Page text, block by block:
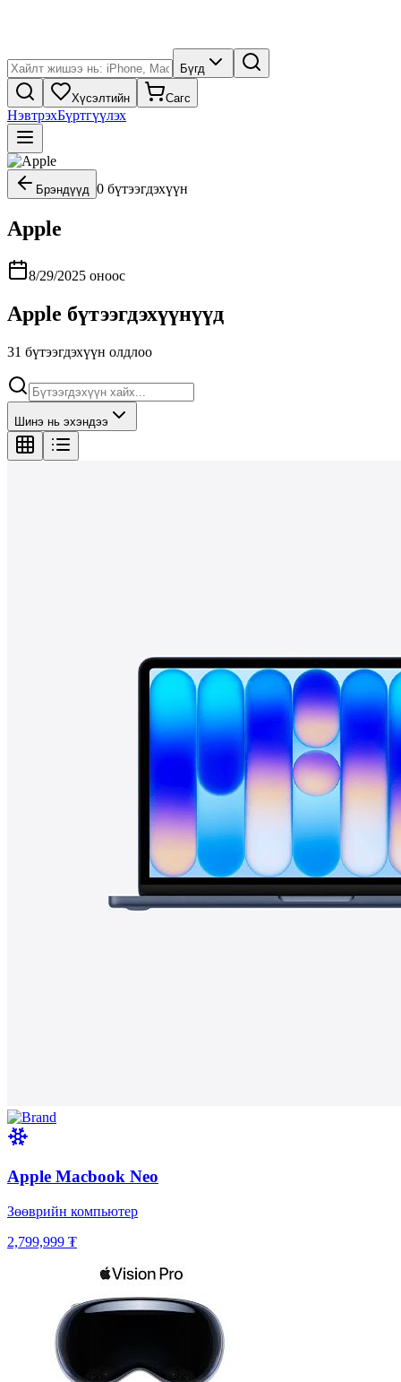
Бүгд
Хүсэлтийн Сагс
НэвтрэхБүртгүүлэх
Брэндүүд 0 бүтээгдэхүүн
Apple
8/29/2025 оноос
Apple бүтээгдэхүүнүүд
31 бүтээгдэхүүн олдлоо
Шинэ нь эхэндээ
Apple Macbook Neo
Зөөврийн компьютер
2,799,999 ₮